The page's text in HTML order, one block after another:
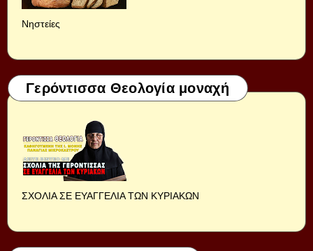
Νηστείες
Γερόντισσα Θεολογία μοναχή
ΣΧΟΛΙΑ ΣΕ ΕΥΑΓΓΕΛΙΑ ΤΩΝ ΚΥΡΙΑΚΩΝ